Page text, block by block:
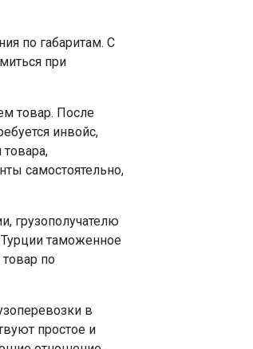
по габаритам. С
при
товар. После
инвойс,
самостоятельно,
грузополучателю
таможенное
по
в
простое и